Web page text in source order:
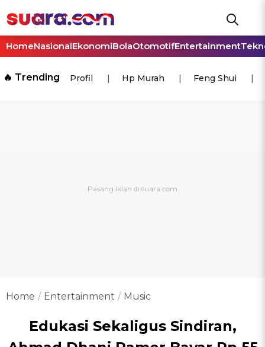
HomeNasionalEkonomiBolaOtomotifEntertainment
🔥 Trending Profil Hp Murah Feng Shui
Home Entertainment Music
Edukasi Sekaligus Sindiran,